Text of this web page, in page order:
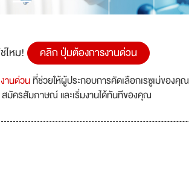
ไหม! คลิก ปุ่มต้องการงานด่วน
านด่วนที่ช่วยให้ผู้ประกอบการคัดเลือกเรซูเม่ของคุณ
มัครสัมภาษณ์ และเริ่มงานได้ทันทีของคุณ